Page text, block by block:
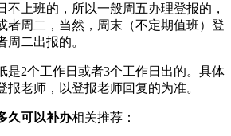
不上班的，所以一般周五办理登报的，
者周二，当然，周末（不定期值班）登
二出报的。
是2个工作日或者3个工作日出的。具体
报老师，以登报老师回复的为准。
久可以补办相关推荐：